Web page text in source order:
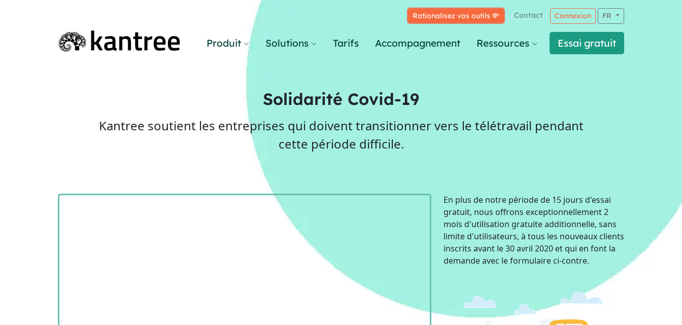
Rationalisez vos outils 💸 Contact Connexion FR
Produit Solutions Tarifs Accompagnement Ressources Essai gratuit
Solidarité Covid-19
Kantree soutient les entreprises qui doivent transitionner vers le télétravail pendant
cette période difficile.
En plus de notre période de 15 jours d'essai
gratuit, nous offrons exceptionnellement 2
mois d'utilisation gratuite additionnelle, sans
limite d'utilisateurs, à tous les nouveaux clients
inscrits avant le 30 avril 2020 et qui en font la
demande avec le formulaire ci-contre.